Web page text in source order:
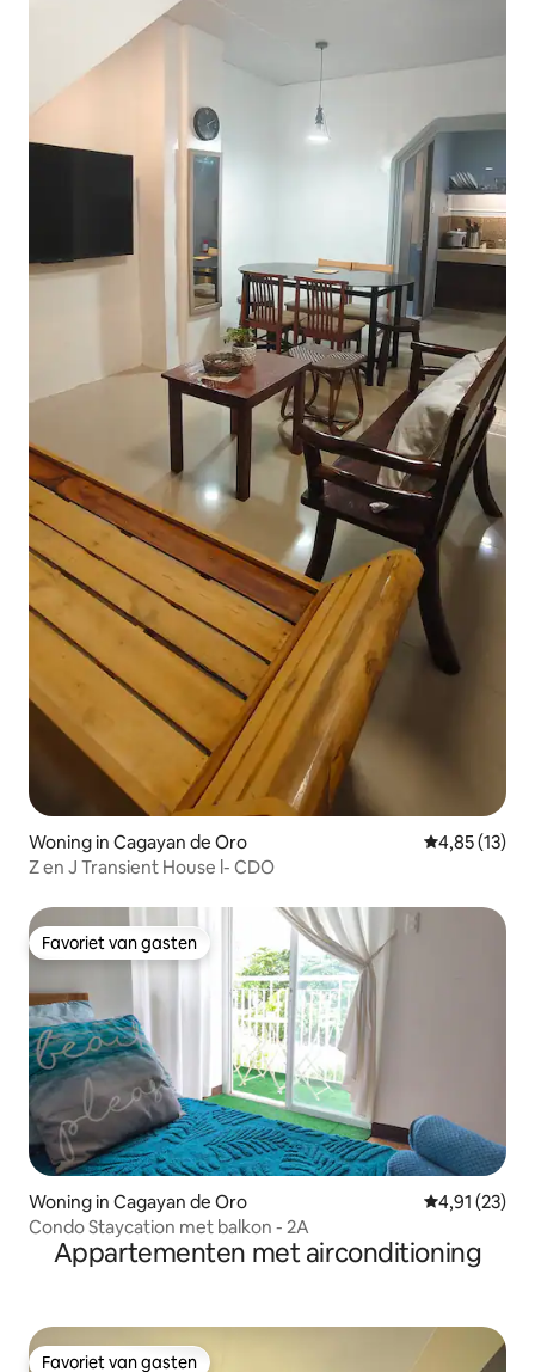
Woning in Cagayan de Oro Gemiddelde
4,85 (13)
Z en J Transient House l- CDO
Favoriet van gasten
Favoriet van gasten
Woning in Cagayan de Oro Gemiddelde
4,91 (23)
Condo Staycation met balkon - 2A
Appartementen met airconditioning
Favoriet van gasten